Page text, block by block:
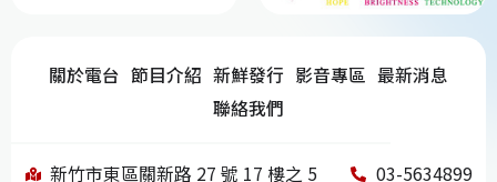
關於電台 節目介紹 新鮮發行 影音專區 最新消息
聯絡我們
新竹市東區關新路 27 號 17 樓之 5 03-5634899